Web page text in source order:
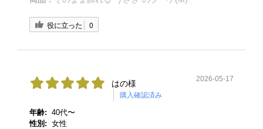
役に立った 0
はの様
購入確認済み
2026-05-17
年齢: 40代〜
性別: 女性